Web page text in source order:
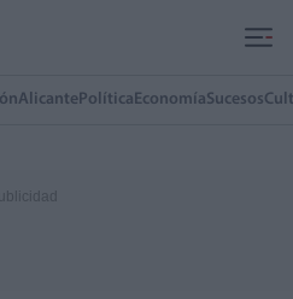
Alicante Política EconomíaSucesos